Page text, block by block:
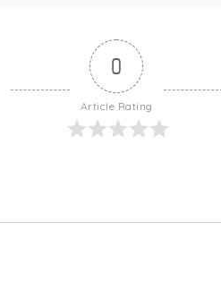
0
Article Rating